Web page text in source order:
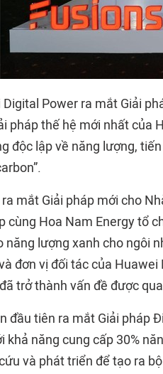
Power ra mắt Giải
pháp thế hệ mới nhất của
độc lập về năng lượng,
mắt Giải pháp mới cho
cùng Hoa Nam Energy tổ
năng lượng xanh cho ngôi
đơn vị đối tác của
trở thành vấn đề được
đầu tiên ra mắt Giải pháp
khả năng cung cấp 30%
và phát triển để tạo ra